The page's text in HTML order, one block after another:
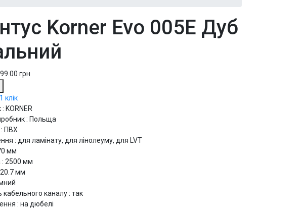
Korner Evo 005Е Дуб
грн
клік
KORNER
: Польща
: ПВХ
: для ламінату, для лінолеуму, для LVT
мм
2500 мм
мм
кабельного каналу : так
: на дюбелі